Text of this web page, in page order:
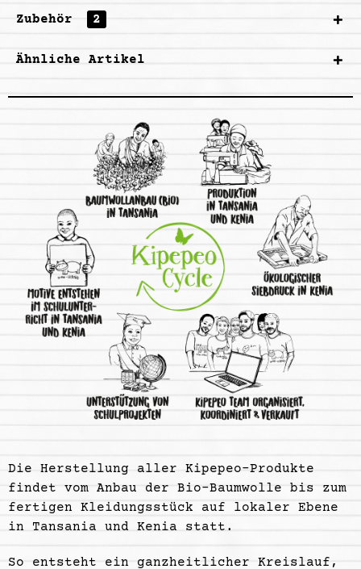
Zubehör 2
Ähnliche Artikel
Die Herstellung aller Kipepeo-Produkte
findet vom Anbau der Bio-Baumwolle bis zum
fertigen Kleidungsstück auf lokaler Ebene
in Tansania und Kenia statt.
So entsteht ein ganzheitlicher Kreislauf,